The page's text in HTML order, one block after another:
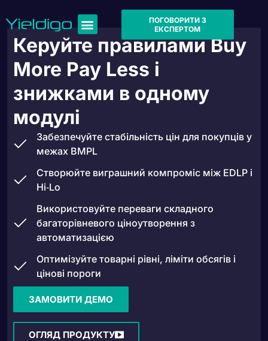
ПОГОВОРИТИ З
ЕКСПЕРТОМ
Керуйте правилами Buy
More Pay Less і
знижками в одному
модулі
Забезпечуйте стабільність цін для покупців у
межах BMPL
Створюйте виграшний компроміс між EDLP і
Hi‑Lo
Використовуйте переваги складного
багаторівневого ціноутворення з
автоматизацією
Оптимізуйте товарні рівні, ліміти обсягів і
цінові пороги
ЗАМОВИТИ ДЕМО
ОГЛЯД ПРОДУКТУ